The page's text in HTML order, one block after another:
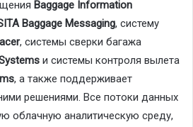
Baggage Information
Baggage Messaging, систему
, системы сверки багажа
и системы контроля вылета
, а также поддерживает
решениями. Все потоки данных
облачную аналитическую среду,